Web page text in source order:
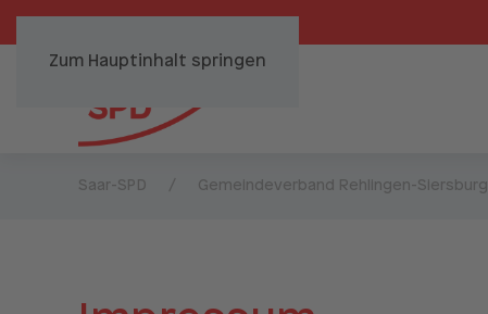
Zum Hauptinhalt springen
Saar-SPD Gemeindeverband Rehlingen-Siersburg